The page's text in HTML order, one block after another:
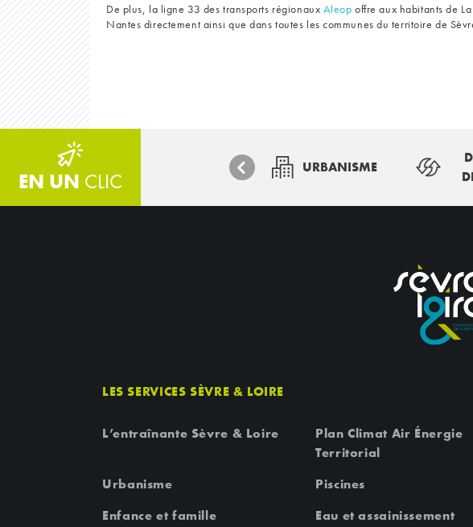
De plus, la ligne 33 des transports régionaux Aleop offre aux habitants de
Nantes directement ainsi que dans toutes les communes du territoire de
EN UN CLIC
URBANISME
LES SERVICES SÈVRE & LOIRE
L’entraînante Sèvre & Loire
Plan Climat Air Énergie
Territorial
Urbanisme
Piscines
Enfance et famille
Eau et assainissement